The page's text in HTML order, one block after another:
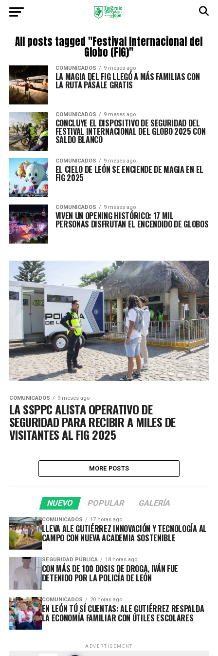
All posts tagged "Festival Internacional del
Globo (FIG)"
COMUNICADOS 9 meses ago
LA MAGIA DEL FIG LLEGÓ A MÁS FAMILIAS CON
LA RUTA PÁSALE GRATIS
COMUNICADOS 9 meses ago
CONCLUYE EL DISPOSITIVO DE SEGURIDAD DEL
FESTIVAL INTERNACIONAL DEL GLOBO 2025 CON
SALDO BLANCO
COMUNICADOS 9 meses ago
EL CIELO DE LEÓN SE ENCIENDE DE MAGIA EN EL
FIG 2025
COMUNICADOS 9 meses ago
VIVEN UN OPENING HISTÓRICO: 17 MIL
PERSONAS DISFRUTAN EL ENCENDIDO DE GLOBOS
COMUNICADOS 9 meses ago
LA SSPPC ALISTA OPERATIVO DE
SEGURIDAD PARA RECIBIR A MILES DE
VISITANTES AL FIG 2025
MORE POSTS
NUEVO POPULAR GALERÍA
COMUNICADOS 17 horas ago
LLEVA ALE GUTIÉRREZ INNOVACIÓN Y TECNOLOGÍA AL
CAMPO CON NUEVA ACADEMIA SOSTENIBLE
SEGURIDAD PÚBLICA 18 horas ago
CON MÁS DE 100 DOSIS DE DROGA, IVÁN FUE
DETENIDO POR LA POLICÍA DE LEÓN
COMUNICADOS 20 horas ago
EN LEÓN TÚ SÍ CUENTAS: ALE GUTIÉRREZ RESPALDA
LA ECONOMÍA FAMILIAR CON ÚTILES ESCOLARES
ADVERTISEMENT